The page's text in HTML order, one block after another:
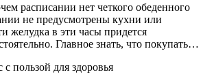
расписании нет четкого обеденного
не предусмотрены кухни или
желудка в эти часы придется
Главное знать, что покупать…